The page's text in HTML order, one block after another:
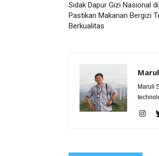
Sidak Dapur Gizi Nasional
Pastikan Makanan Bergizi
Berkualitas
Maruli